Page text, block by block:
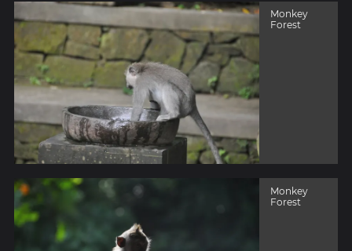
Monkey
Forest
Monkey
Forest